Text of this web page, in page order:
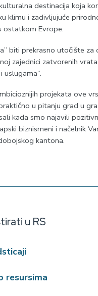
destinacija koja
klimu i zadivljujuće
ostatkom Evrope.
biti prekrasno utočište za
zajednici zatvorenih
uslugama”.
projekata ove
u pitanju grad u
kada smo najavili
biznismeni i načelnik
kantona.
u RS
resursima